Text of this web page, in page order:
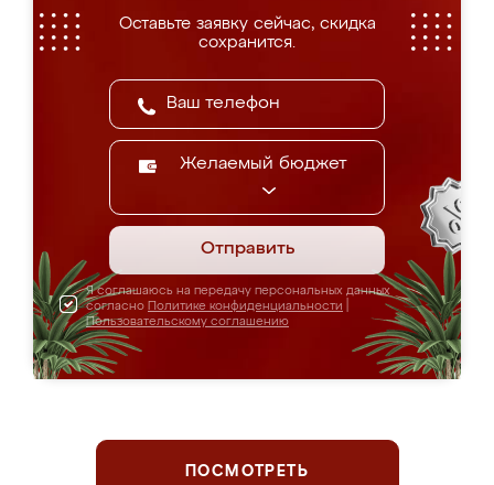
Оставьте заявку сейчас, скидка
сохранится.
Желаемый бюджет
Отправить
Я соглашаюсь на передачу персональных данных
согласно Политике конфиденциальности
Пользовательскому соглашению
ПОСМОТРЕТЬ